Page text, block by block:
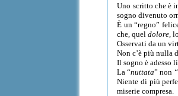
Uno scritto che è
sogno divenuto
È un “regno”
che, queldolore,
Osservati da un
Non c’è più nulla
Il sogno è adesso
La “nuttata” non
Niente di più
miserie compresa.